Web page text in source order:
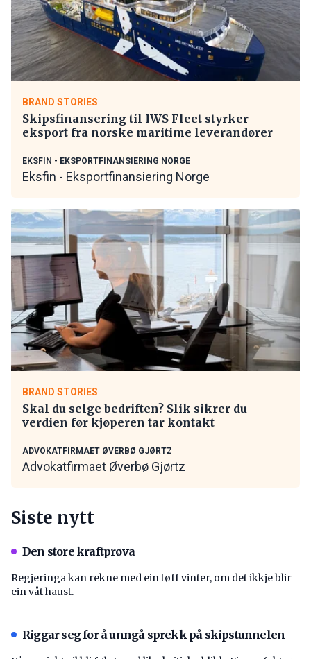
BRAND STORIES
Skipsfinansering til IWS Fleet styrker
eksport fra norske maritime leverandører
EKSFIN - EKSPORTFINANSIERING NORGE
Eksfin - Eksportfinansiering Norge
BRAND STORIES
Skal du selge bedriften? Slik sikrer du
verdien før kjøperen tar kontakt
ADVOKATFIRMAET ØVERBØ GJØRTZ
Advokatfirmaet Øverbø Gjørtz
Siste nytt
Den store kraftprøva
Regjeringa kan rekne med ein tøff vinter, om det ikkje blir
ein våt haust.
Riggar seg for å unngå sprekk på skipstunnelen